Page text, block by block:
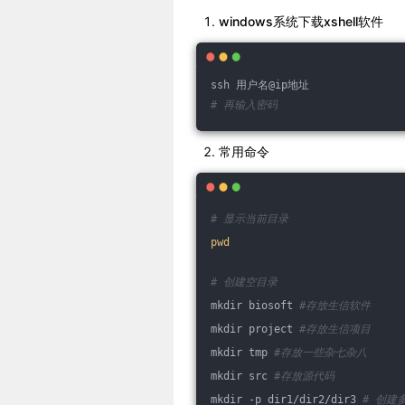
windows系统下载xshell软件
ssh 用户名@ip地址
# 再输入密码
常用命令
# 显示当前目录
pwd
# 创建空目录
mkdir biosoft #存放生信软件
mkdir project #存放生信项目
mkdir tmp #存放一些杂七杂八
mkdir src #存放源代码
mkdir -p dir1/dir2/dir3 # 创建